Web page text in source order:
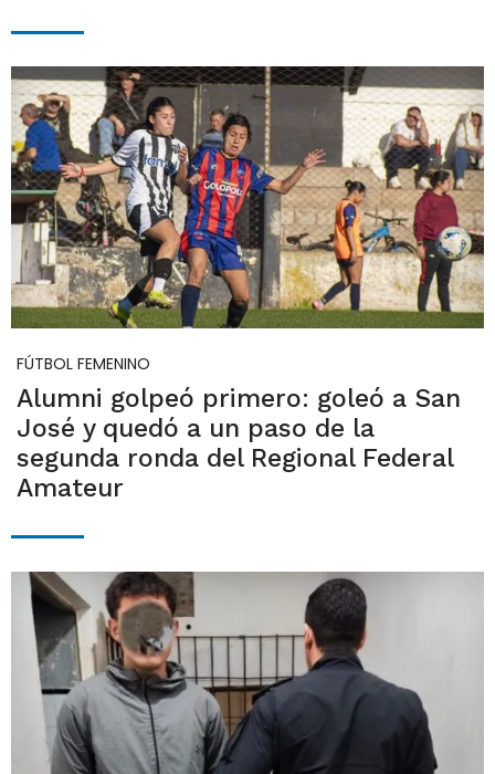
FÚTBOL FEMENINO
Alumni golpeó primero: goleó a San
José y quedó a un paso de la
segunda ronda del Regional Federal
Amateur